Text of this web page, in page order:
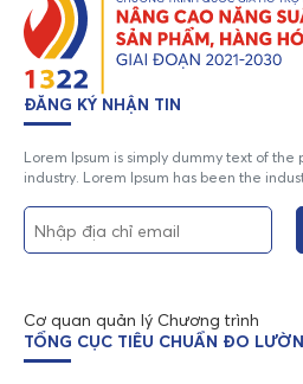
ĐĂNG KÝ NHẬN TIN
Lorem Ipsum is simply dummy text of
industry. Lorem Ipsum has been the
Cơ quan quản lý Chương trình
TỔNG CỤC TIÊU CHUẨN ĐO